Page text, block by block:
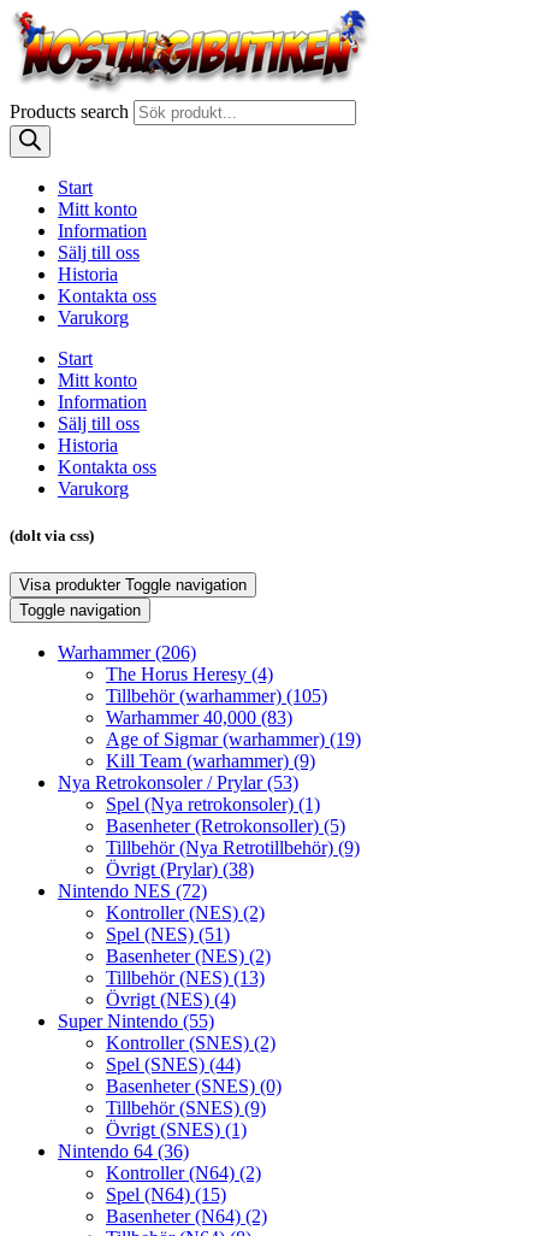
Products search
Start
Mitt konto
Information
Sälj till oss
Historia
Kontakta oss
Varukorg
Start
Mitt konto
Information
Sälj till oss
Historia
Kontakta oss
Varukorg
(dolt via css)
Visa produkter Toggle navigation
Toggle navigation
Warhammer(206)
The Horus Heresy (4)
Tillbehör (warhammer) (105)
Warhammer 40,000 (83)
Age of Sigmar (warhammer) (19)
Kill Team (warhammer) (9)
Nya Retrokonsoler / Prylar(53)
Spel (Nya retrokonsoler) (1)
Basenheter (Retrokonsoller) (5)
Tillbehör (Nya Retrotillbehör) (9)
Övrigt (Prylar) (38)
Nintendo NES (72)
Kontroller (NES) (2)
Spel (NES) (51)
Basenheter (NES) (2)
Tillbehör (NES) (13)
Övrigt (NES) (4)
Super Nintendo (55)
Kontroller (SNES) (2)
Spel (SNES) (44)
Basenheter (SNES) (0)
Tillbehör (SNES) (9)
Övrigt (SNES) (1)
Nintendo 64 (36)
Kontroller (N64) (2)
Spel (N64) (15)
Basenheter (N64) (2)